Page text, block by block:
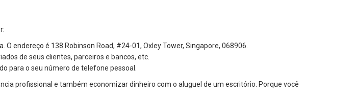
endereço é 138 Robinson Road, #24-01, Oxley Tower, Singapore, 068906.
de seus clientes, parceiros e bancos, etc.
para o seu número de telefone pessoal.
profissional e também economizar dinheiro com o aluguel de um escritório. Porque você